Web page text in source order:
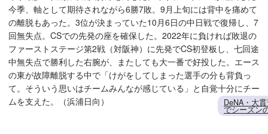
今季、軸として期待されながら6勝7敗。9月上旬には背中を痛めて
の離脱もあった。3位が決まっていた10月6日の中日戦で復帰し、7
回無失点。CSでの先発の座を確保した。2022年に負ければ敗退の
ファーストステージ第2戦（対阪神）に先発でCS初登板し、七回途
中無失点で勝利した右腕が、またしても大一番で好投した。エース
の東が故障離脱する中で「けがをしてしまった選手の分も背負っ
て。そういう思いはチームみんなが感じている」と自覚十分にチー
ムを支えた。（浜浦日向）
DeNA・大
でシーズン